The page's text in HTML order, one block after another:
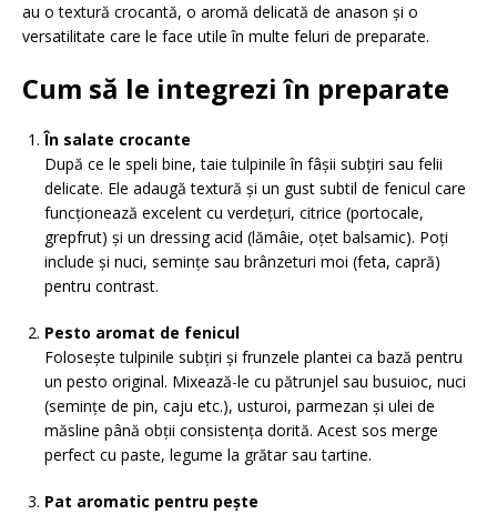
au o textură crocantă, o aromă delicată de anason și o
versatilitate care le face utile în multe feluri de preparate.
Cum să le integrezi în preparate
În salate crocante
După ce le speli bine, taie tulpinile în fâșii subțiri sau felii
delicate. Ele adaugă textură și un gust subtil de fenicul care
funcționează excelent cu verdețuri, citrice (portocale,
grepfrut) și un dressing acid (lămâie, oțet balsamic). Poți
include și nuci, semințe sau brânzeturi moi (feta, capră)
pentru contrast.
Pesto aromat de fenicul
Folosește tulpinile subțiri și frunzele plantei ca bază pentru
un pesto original. Mixează-le cu pătrunjel sau busuioc, nuci
(semințe de pin, caju etc.), usturoi, parmezan și ulei de
măsline până obții consistența dorită. Acest sos merge
perfect cu paste, legume la grătar sau tartine.
Pat aromatic pentru pește